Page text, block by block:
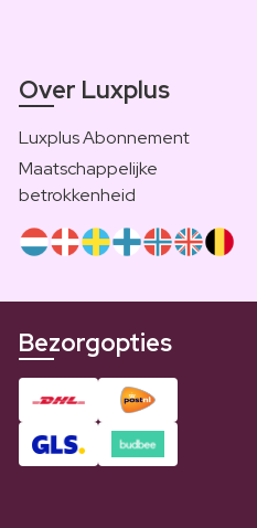
Over Luxplus
Luxplus Abonnement
Maatschappelijke
betrokkenheid
Bezorgopties